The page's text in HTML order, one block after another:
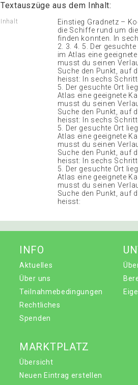
Textauszüge aus dem Inhalt:
Inhalt
Einstieg Gradnetz –
die Schiffe rund um
finden konnten. In
2. 3. 4. 5. Der
im Atlas eine
musst du seinen
Suche den Punkt, auf
heisst: In sechs
5. Der gesuchte Ort
Atlas eine geeignete
musst du seinen
Suche den Punkt, auf
heisst: In sechs
5. Der gesuchte Ort
Atlas eine geeignete
musst du seinen
Suche den Punkt, auf
heisst: In sechs
5. Der gesuchte Ort
Atlas eine geeignete
musst du seinen
Suche den Punkt, auf
heisst:
INFO
Aktuelles
Über uns
Teilnahmebedingungen
Rechtliches
Spenden
MARKTPLATZ
Übersicht
Neuen Eintrag erstellen